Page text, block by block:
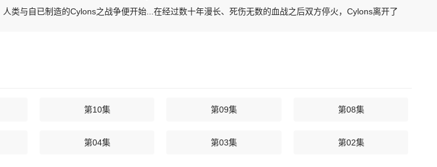
类与自已制造的Cylons之战争便开始...在经过数十年漫长、死伤无数的血战之后双方停火，Cylons离开了
第10集 第09集 第08集
第04集 第03集 第02集